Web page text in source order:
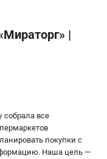
|
собрала все
покупки с
Наша цель —